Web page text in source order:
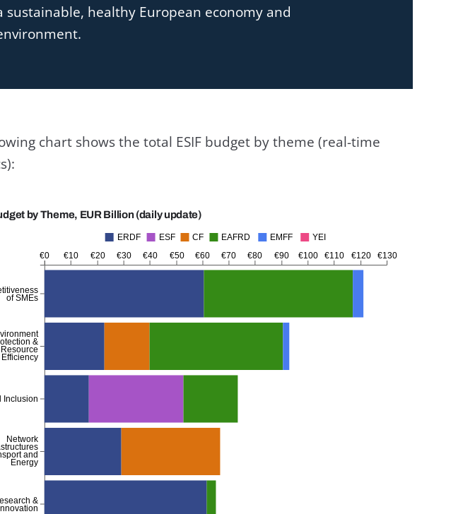
sustainable, healthy European economy and
chart shows the total ESIF budget by theme (real-time
by Theme, EUR Billion (daily update)
€0 €10 €20 €30 €40 €50 €60 €70 €80 €90 €100 €110 €120 €130
&
Network
and
Energy
Inclusion
&
Resource
Efficiency
of SMEs
ERDF ESF CF EAFRD EMFF YEI